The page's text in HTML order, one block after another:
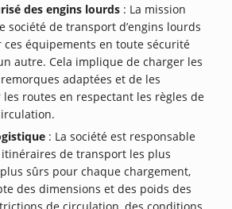
des engins lourds : La mission
société de transport d’engins lourds
ces équipements en toute sécurité
autre. Cela implique de charger les
adaptées et de les
routes en respectant les règles de
: La société est responsable
de transport les plus
sûrs pour chaque chargement,
des dimensions et des poids des